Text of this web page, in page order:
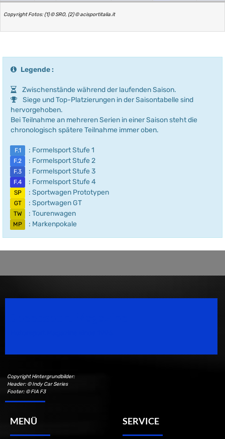
Copyright Fotos: (1) © SRO, (2) © acisportitalia.it
Legende :
Zwischenstände während der laufenden Saison.
Siege und Top-Platzierungen in der Saisontabelle sind
hervorgehoben.
Bei Teilnahme an mehreren Serien in einer Saison steht die
chronologisch spätere Teilnahme immer oben.
F.1 : Formelsport Stufe 1
F.2 : Formelsport Stufe 2
F.3 : Formelsport Stufe 3
F.4 : Formelsport Stufe 4
SP : Sportwagen Prototypen
GT : Sportwagen GT
TW : Tourenwagen
MP : Markenpokale
Copyright Hintergrundbilder:
Header: © Indy Car Series
Footer: © FIA F3
MENÜ SERVICE